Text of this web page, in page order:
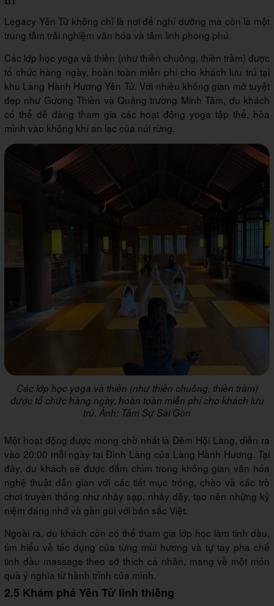
Legacy Yên Tử không chỉ là nơi để nghỉ dưỡng mà còn là một
trung tâm trải nghiệm văn hóa và tâm linh phong phú.
Các lớp học yoga và thiền (như thiền chuông, thiền trầm) được
tổ chức hàng ngày, hoàn toàn miễn phí cho khách lưu trú tại
khu Làng Hành Hương Yên Tử. Với nhiều không gian mở tuyệt
đẹp như Gương Thiền và Quảng trường Minh Tâm, du khách
có thể dễ dàng tham gia các hoạt động yoga tập thể, hòa
mình vào không khí an lạc của núi rừng.
Các lớp học yoga và thiền (như thiền chuông, thiền trầm)
được tổ chức hàng ngày, hoàn toàn miễn phí cho khách lưu
trú. Ảnh: Tâm Sự Sài Gòn
Một hoạt động được mong chờ nhất là Đêm Hội Làng, diễn ra
vào 20:00 mỗi ngày tại Đình Làng của Làng Hành Hương. Tại
đây, du khách sẽ được đắm chìm trong không gian văn hóa
nghệ thuật dân gian với các tiết mục trống, chèo và các trò
chơi truyền thống như nhảy sạp, nhảy dây, tạo nên những kỷ
niệm đáng nhớ và gần gũi với bản sắc Việt.
Ngoài ra, du khách còn có thể tham gia lớp học làm tinh dầu,
tìm hiểu về tác dụng của từng mùi hương và tự tay pha chế
tinh dầu massage theo sở thích cá nhân, mang về một món
quà ý nghĩa từ hành trình của mình.
2.5 Khám phá Yên Tử linh thiêng